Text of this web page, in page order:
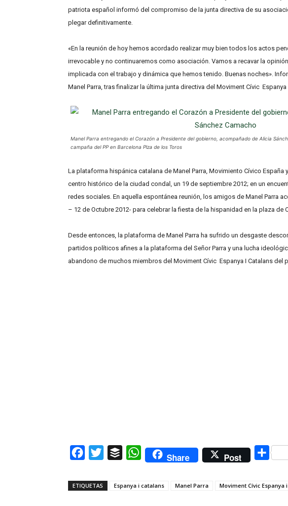
patriota español informó del compromiso de la junta directiva de su
plegar definitivamente.
«En la reunión de hoy hemos acordado realizar muy bien todos los actos
irrevocable y no continuaremos como asociación. Vamos a recavar la
implicada con el trabajo y dinámica que hemos tenido. Buenas noches».
Manel Parra, tras finalizar la última junta directiva del Moviment Cívic Espanya
Manel Parra entregando el Corazón a Presidente del gobierno, acompañado de Alicia
campaña del PP en Barcelona Plza de los Toros
La plataforma hispánica catalana de Manel Parra, Movimiento Cívico España
centro histórico de la ciudad condal, un 19 de septiembre 2012; en un
redes sociales. En aquella espontánea reunión, los amigos de Manel Parra
– 12 de Octubre 2012- para celebrar la fiesta de la hispanidad en la plaza de
Desde entonces, la plataforma de Manel Parra ha sufrido un desgaste
partidos políticos afines a la plataforma del Señor Parra y una lucha
abandono de muchos miembros del Moviment Cívic Espanya I Catalans del
Facebook
Twitter Buffer WhatsAppShare Post
ETIQUETAS Espanya i catalans Manel Parra Moviment Cívic Espanya